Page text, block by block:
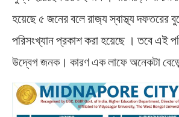
হয়েছে ৫ জনের বলে রাজ‍্য স্বাস্থ্য দফতরের
পরিসংখ্যান প্রকাশ করা হয়েছে । তবে এই
উদ্বেগ জনক। কারণ এক লাফে অনেকটা